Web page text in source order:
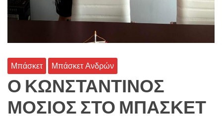
Μπάσκετ Μπάσκετ Ανδρών
Ο ΚΩΝΣΤΑΝΤΙΝΟΣ
ΜΟΣΙΟΣ ΣΤΟ ΜΠΑΣΚΕΤ